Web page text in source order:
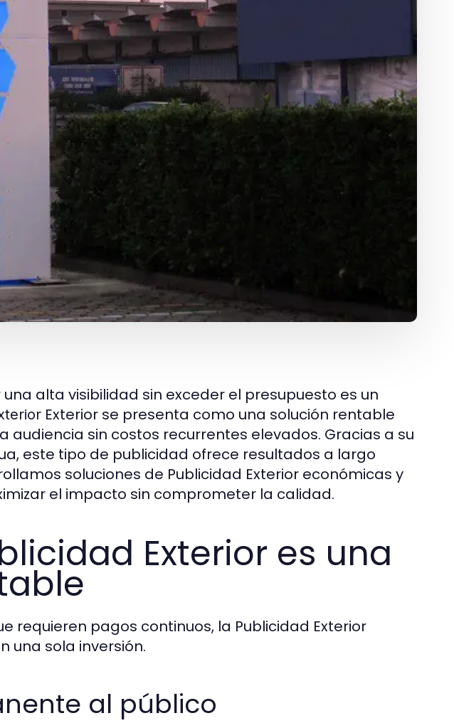
alta visibilidad sin exceder el presupuesto es un
Exterior se presenta como una solución rentable
sin costos recurrentes elevados. Gracias a su
este tipo de publicidad ofrece resultados a largo
soluciones de Publicidad Exterior económicas y
el impacto sin comprometer la calidad.
Exterior es una
requieren pagos continuos, la Publicidad Exterior
una sola inversión.
al público